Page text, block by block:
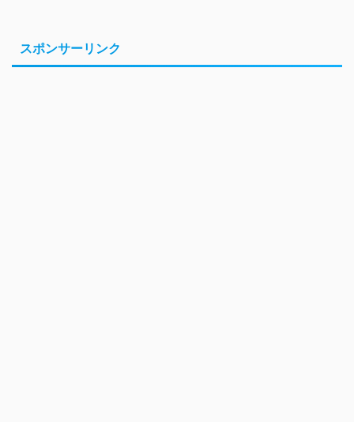
スポンサーリンク